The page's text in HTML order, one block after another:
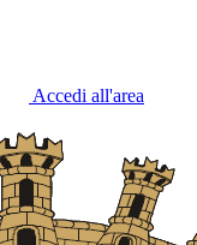
Accedi all'area